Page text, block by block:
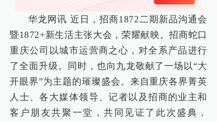
华龙网讯 近日，招商1872二期新品沟通会
暨1872+新生活主张大会，荣耀献映。招商蛇口
重庆公司以城市运营商之心，对全系产品进行
了全面升级。同时，也向九龙敬献了一场以“大
开眼界”为主题的璀璨盛会。来自重庆各界菁英
人士、各大媒体领导、记者以及招商的业主和
客户朋友共聚一堂，共同见证了此次盛典，